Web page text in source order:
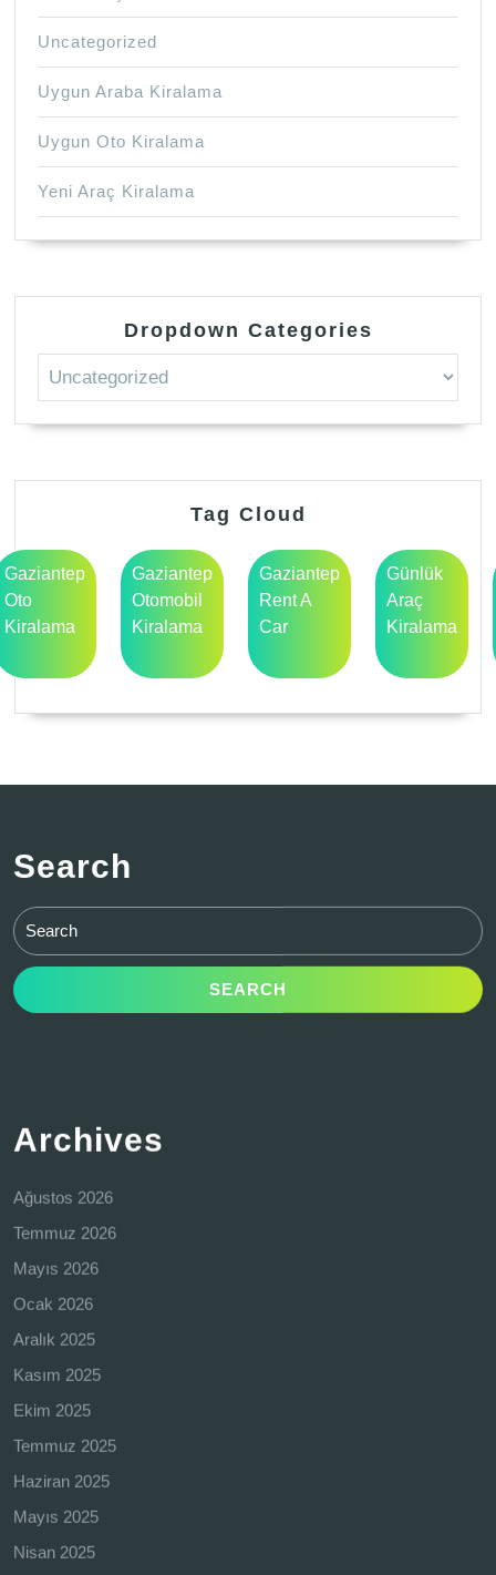
Uncategorized
Uygun Araba Kiralama
Uygun Oto Kiralama
Yeni Araç Kiralama
Dropdown Categories
Tag Cloud
Gaziantep
Oto
Kiralama
Gaziantep
Otomobil
Kiralama
Gaziantep
Rent A
Car
Günlük
Araç
Kiralama
Search
Search
for:
Archives
Ağustos 2026
Temmuz 2026
Mayıs 2026
Ocak 2026
Aralık 2025
Kasım 2025
Ekim 2025
Temmuz 2025
Haziran 2025
Mayıs 2025
Nisan 2025